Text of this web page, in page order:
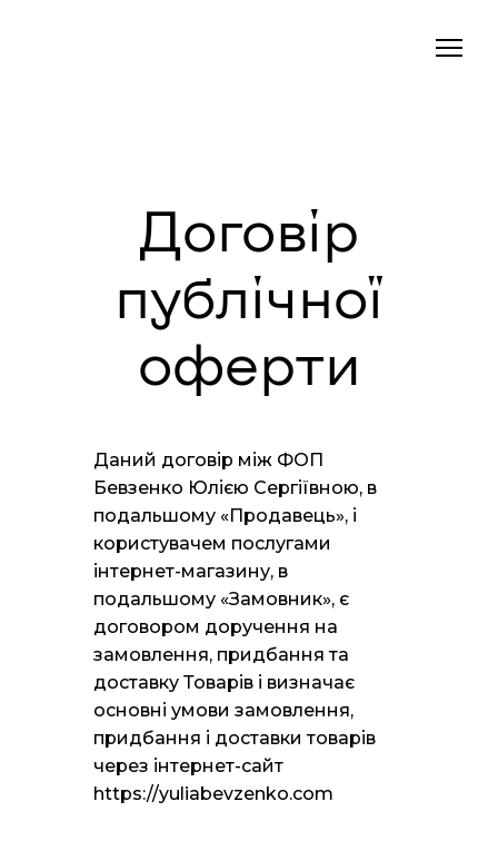
Договір
публічної
оферти
Даний договір між ФОП
Бевзенко Юлією Сергіївною, в
подальшому «Продавець», і
користувачем послугами
інтернет-магазину, в
подальшому «Замовник», є
договором доручення на
замовлення, придбання та
доставку Товарів і визначає
основні умови замовлення,
придбання і доставки товарів
через інтернет-сайт
https://yuliabevzenko.com